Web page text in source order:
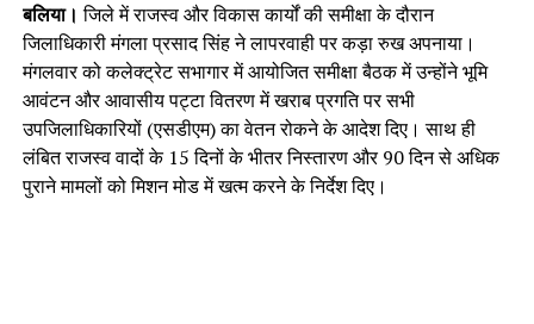
बलिया। जिले में राजस्व और विकास कार्यों की समीक्षा के दौरान
जिलाधिकारी मंगला प्रसाद सिंह ने लापरवाही पर कड़ा रुख अपनाया।
मंगलवार को कलेक्ट्रेट सभागार में आयोजित समीक्षा बैठक में उन्होंने भूमि
आवंटन और आवासीय पट्टा वितरण में खराब प्रगति पर सभी
उपजिलाधिकारियों (एसडीएम) का वेतन रोकने के आदेश दिए। साथ ही
लंबित राजस्व वादों के 15 दिनों के भीतर निस्तारण और 90 दिन से अधिक
पुराने मामलों को मिशन मोड में खत्म करने के निर्देश दिए।